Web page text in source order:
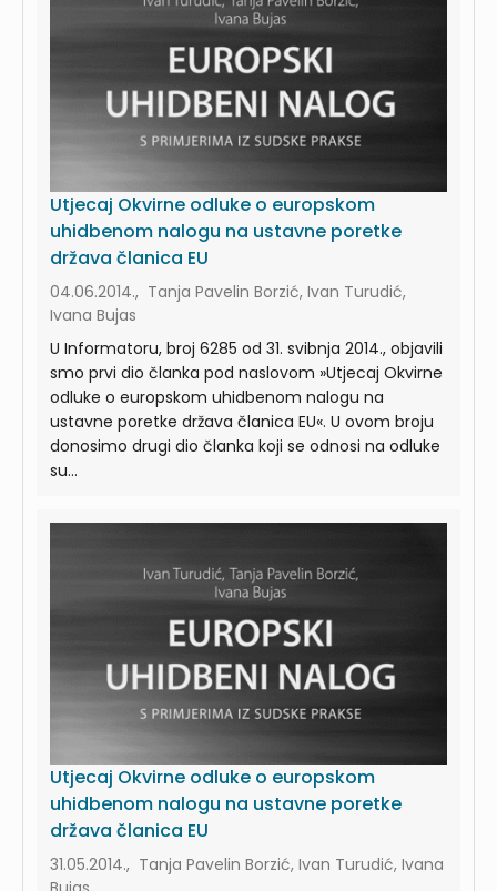
Utjecaj Okvirne odluke o europskom
uhidbenom nalogu na ustavne poretke
država članica EU
04.06.2014., Tanja Pavelin Borzić, Ivan Turudić,
Ivana Bujas
U Informatoru, broj 6285 od 31. svibnja 2014., objavili
smo prvi dio članka pod naslovom »Utjecaj Okvirne
odluke o europskom uhidbenom nalogu na
ustavne poretke država članica EU«. U ovom broju
donosimo drugi dio članka koji se odnosi na odluke
su...
Utjecaj Okvirne odluke o europskom
uhidbenom nalogu na ustavne poretke
država članica EU
31.05.2014., Tanja Pavelin Borzić, Ivan Turudić, Ivana